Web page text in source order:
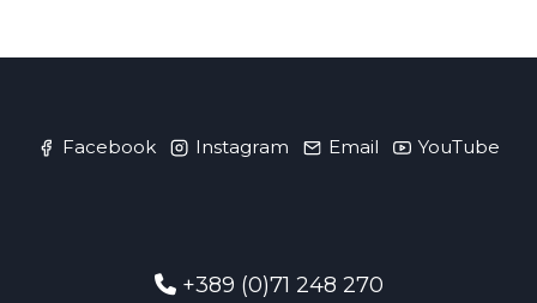
Facebook Instagram Email YouTube
+389 (0)71 248 270